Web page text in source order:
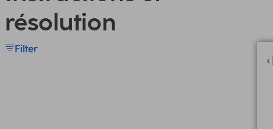
résolution
Filter